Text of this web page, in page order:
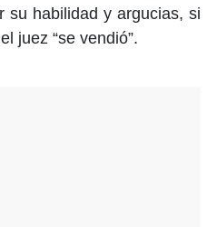
su habilidad y argucias, si
juez “se vendió”.